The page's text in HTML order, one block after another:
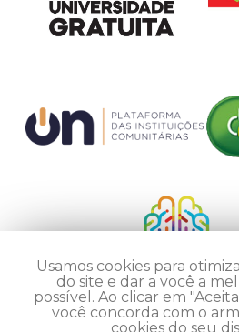
Usamos cookies para
do site e dar a você a
possível. Ao clicar em
você concorda com o
cookies do seu